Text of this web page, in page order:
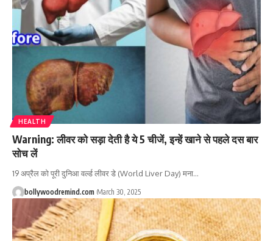
HEALTH
Warning: लीवर को सड़ा देती है ये 5 चीजें, इन्हें खाने से पहले दस बार
सोच लें
19 अप्रैल को पूरी दुनिआ वर्ल्ड लीवर डे (World Liver Day) मना…
bollywoodremind.com March 30, 2025